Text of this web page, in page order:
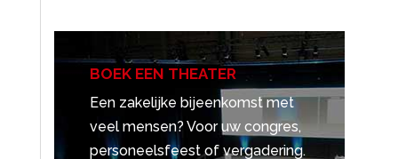
BOEK EEN THEATER
Een zakelijke bijeenkomst met
veel mensen? Voor uw congres,
personeelsfeest of vergadering.